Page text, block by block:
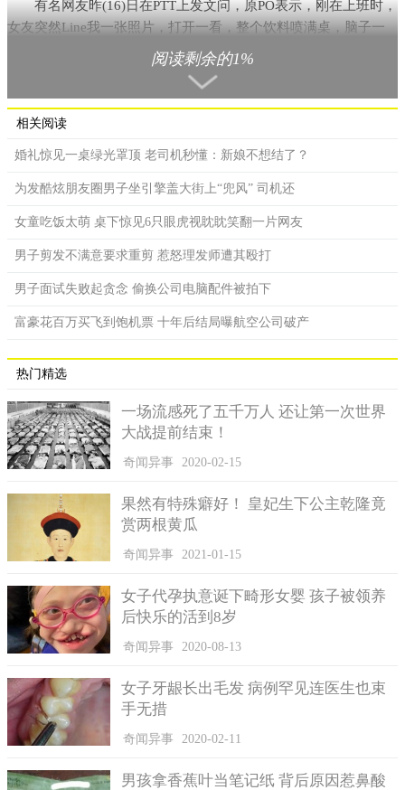
有名网友昨(16)日在PTT上发文问，原PO表示，刚在上班时，
女友突然Line我一张照片，打开一看，整个饮料喷满桌，脑子一
片空白…；而这种黑白照片，如果是新婚夫妇看到，绝对是欣喜
若狂，但男女朋友交往时，若是女友传来这种照片，却成了一大
考验，甚至有时会不懂意思！而原PO收到照片时，也马上求助网
友，不太理解这是什么意思，为什么有这种照片，请问一下女友
照片PO出后，引起网友热烈讨论，纷纷表示：恭喜老爷、恭
喜！要当爸爸了、要你准备迎接金发萝莉啊、单身趴的礼物、贺
成交；但却有更多网友调侃的说：上周才第一次达阵的女友？、
跟她说哪有这么快的、昨天才…今天就有?、乖，先去验精虫数
量、现成老爸！绿帽戴好、先验DNA他就会跟你分手了、恭喜～
然后记得验一下、让你看子宫已经受伤了，算家暴、别紧张！传
错人了。
阅读剩余的1%
相关阅读
婚礼惊见一桌绿光罩顶 老司机秒懂：新娘不想结了？
为发酷炫朋友圈男子坐引擎盖大街上“兜风” 司机还
女童吃饭太萌 桌下惊见6只眼虎视眈眈笑翻一片网友
男子剪发不满意要求重剪 惹怒理发师遭其殴打
男子面试失败起贪念 偷换公司电脑配件被拍下
富豪花百万买飞到饱机票 十年后结局曝航空公司破产
热门精选
一场流感死了五千万人 还让第一次世界
大战提前结束！
奇闻异事 2020-02-15
果然有特殊癖好！ 皇妃生下公主乾隆竟
赏两根黄瓜
奇闻异事 2021-01-15
女子代孕执意诞下畸形女婴 孩子被领养
后快乐的活到8岁
奇闻异事 2020-08-13
女子牙龈长出毛发 病例罕见连医生也束
手无措
奇闻异事 2020-02-11
男孩拿香蕉叶当笔记纸 背后原因惹鼻酸